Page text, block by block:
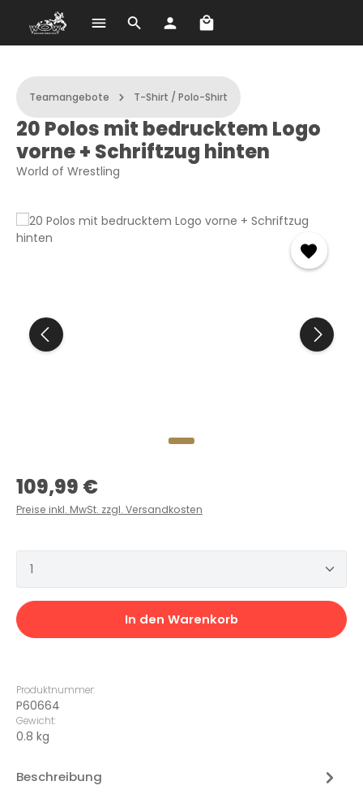
Zum Hauptinhalt springen Warenkorb enthält 0
Teamangebote T-Shirt / Polo-Shirt
20 Polos mit bedrucktem Logo
vorne + Schriftzug hinten
World of Wrestling
Regulärer Preis:
109,99 €
Preise inkl. MwSt. zzgl. Versandkosten
Produkt Anzahl: Gib den gewünschten Wert
In den Warenkorb
Produktnummer:
P60664
Gewicht:
0.8 kg
Beschreibung